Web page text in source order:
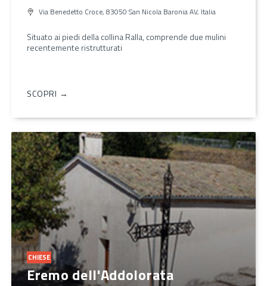
Via Benedetto Croce, 83050 San Nicola Baronia AV, Italia
Situato ai piedi della collina Ralla, comprende due mulini
recentemente ristrutturati
SCOPRI →
CHIESE
Eremo dell'Addolorata